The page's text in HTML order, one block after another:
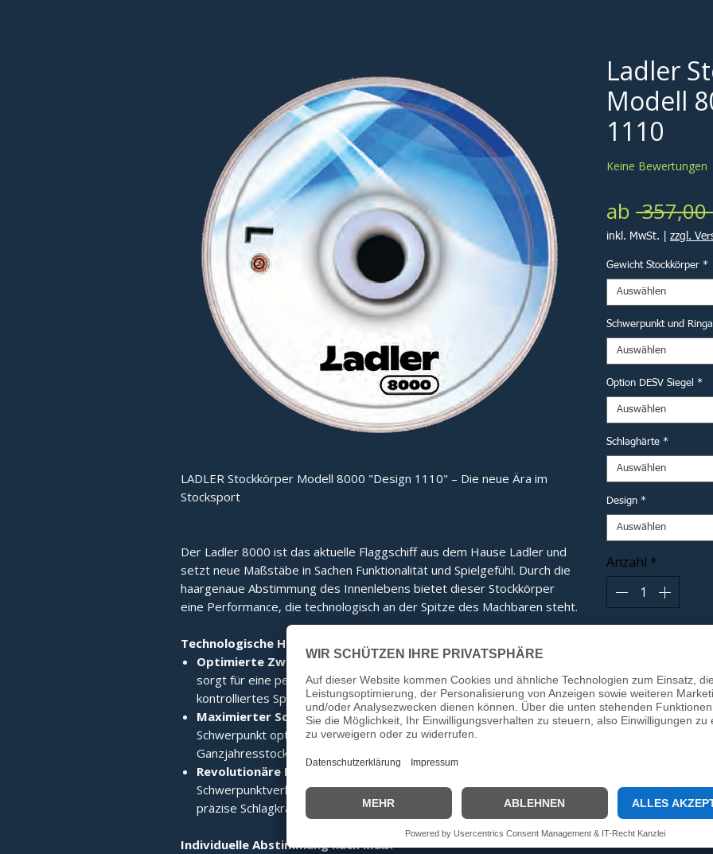
LADLER Stockkörper Modell 8000 "Design 1110" – Die neue Ära im
Stocksport
Der Ladler 8000 ist das aktuelle Flaggschiff aus dem Hause Ladler und
setzt neue Maßstäbe in Sachen Funktionalität und Spielgefühl. Durch die
haargenaue Abstimmung des Innenlebens bietet dieser Stockkörper
eine Performance, die technologisch an der Spitze des Machbaren steht.
Technologische Highlights:
Optimierte Zwischenplatte:Das eigens entwickelte Innenleben
sorgt für eine perfekte Kraftübertragung und ein gänzlich neues,
kontrolliertes Spielgefühl.
Maximierter Schwerpunkt:Dank des speziellen Aufbaus wird der
Schwerpunkt optimiert verlagert, was den Ladler 8000 zum idealen
Ganzjahresstock macht.
Revolutionäre Laufruhe:
Die Technik der Gesamt-
Schwerpunktverlagerung sorgt für ein stabiles Laufverhalten und
präzise Schlagkraft.
Individuelle Abstimmung nach Maß:
Ladler
Modell
1110
Keine Bewertungen
ab 357,00
inkl. MwSt. zzgl.
Gewicht Stockkörper *
Auswählen
Schwerpunkt und
Auswählen
Option DESV Siegel *
Auswählen
Schlaghärte *
Auswählen
Design *
Auswählen
Anzahl *